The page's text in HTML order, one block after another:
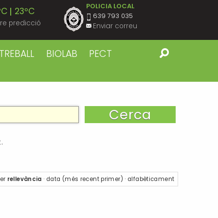
23ºC
predicció
22ºC
23ºC
POLICIA LOCAL
639 793 035
Enviar correu
BIOLAB PECT
rellevància · data (més recent primer) · alfabèticament